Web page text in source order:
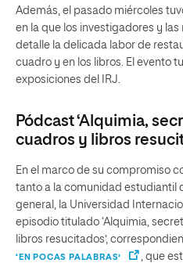
Además, el pasado miércoles
en la que los investigadores y
detalle la delicada labor de
cuadro y en los libros. El evento
exposiciones del IRJ.
Pódcast ‘Alquimia,
cuadros y libros
En el marco de su compromiso
tanto a la comunidad estudiantil
general, la Universidad
episodio titulado ‘Alquimia,
libros resucitados’,
‘EN POCAS PALABRAS’
, que